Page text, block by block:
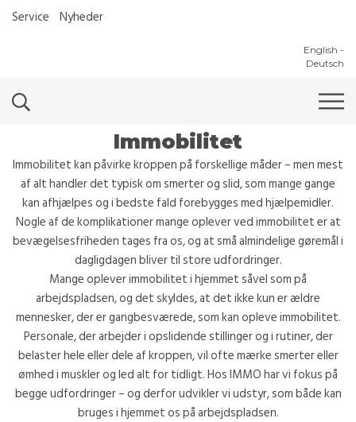
Service Nyheder
English -
Deutsch
Immobilitet
Immobilitet kan påvirke kroppen på forskellige måder – men mest
af alt handler det typisk om smerter og slid, som mange gange
kan afhjælpes og i bedste fald forebygges med hjælpemidler.
Nogle af de komplikationer mange oplever ved immobilitet er at
bevægelsesfriheden tages fra os, og at små almindelige gøremål i
dagligdagen bliver til store udfordringer.
Mange oplever immobilitet i hjemmet såvel som på
arbejdspladsen, og det skyldes, at det ikke kun er ældre
mennesker, der er gangbesværede, som kan opleve immobilitet.
Personale, der arbejder i opslidende stillinger og i rutiner, der
belaster hele eller dele af kroppen, vil ofte mærke smerter eller
ømhed i muskler og led alt for tidligt. Hos IMMO har vi fokus på
begge udfordringer – og derfor udvikler vi udstyr, som både kan
bruges i hjemmet os på arbejdspladsen.